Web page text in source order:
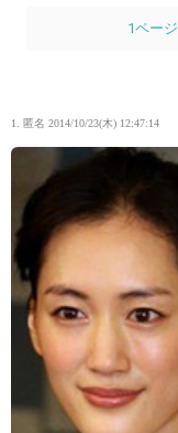
1ペー
1. 匿名 2014/10/23(木) 12:47:14